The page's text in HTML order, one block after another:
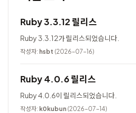
Ruby 3.3.12 릴리스
Ruby 3.3.12가 릴리스되었습니다.
작성자: hsbt (2026-07-16)
Ruby 4.0.6 릴리스
Ruby 4.0.6이 릴리스되었습니다.
작성자: k0kubun (2026-07-14)